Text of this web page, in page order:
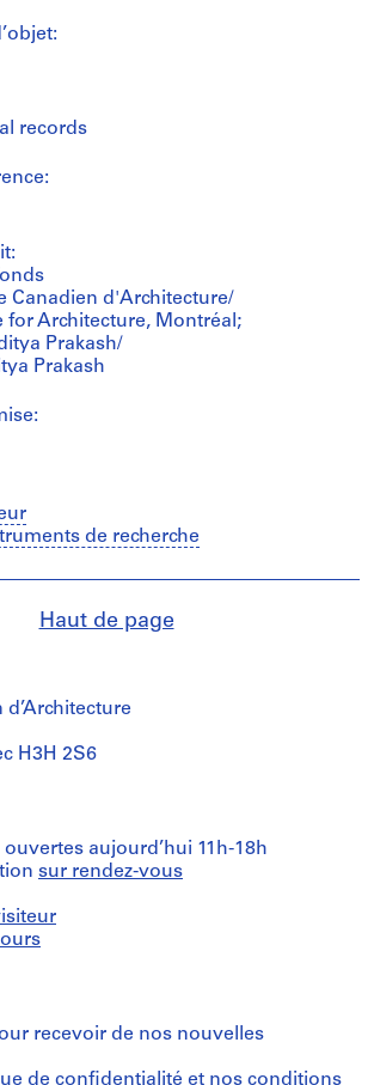
records
Canadien d'Architecture/
for Architecture, Montréal;
Prakash/
Prakash
de recherche
Haut de page
H3H 2S6
aujourd’hui 11h-18h
sur rendez-vous
recevoir de nos nouvelles
de confidentialité et nos conditions